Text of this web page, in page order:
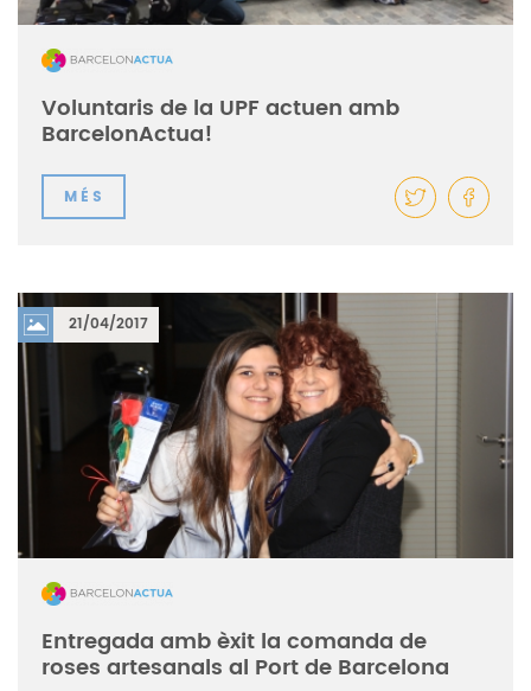
Voluntaris de la UPF actuen amb
BarcelonActua!
MÉS
21/04/2017
Entregada amb èxit la comanda de
roses artesanals al Port de Barcelona